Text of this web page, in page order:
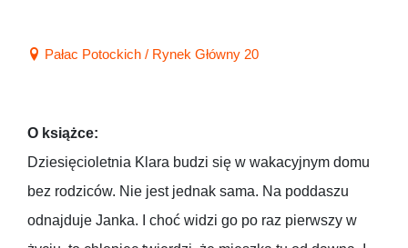
Pałac Potockich / Rynek Główny 20
O książce:
Dziesięcioletnia Klara budzi się w wakacyjnym domu
bez rodziców. Nie jest jednak sama. Na poddaszu
odnajduje Janka. I choć widzi go po raz pierwszy w